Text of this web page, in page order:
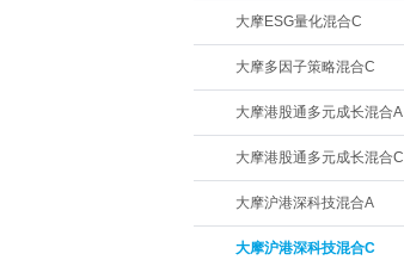
大摩ESG量化混合C
大摩多因子策略混合C
大摩港股通多元成长混合A
大摩港股通多元成长混合C
大摩沪港深科技混合A
大摩沪港深科技混合C